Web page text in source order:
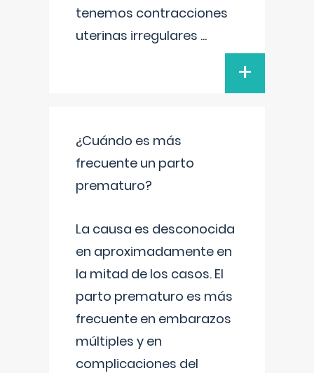
tenemos contracciones
uterinas irregulares ...
+
¿Cuándo es más
frecuente un parto
prematuro?
La causa es desconocida
en aproximadamente en
la mitad de los casos. El
parto prematuro es más
frecuente en embarazos
múltiples y en
complicaciones del